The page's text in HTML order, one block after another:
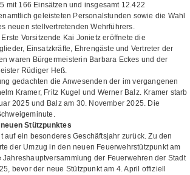
mit 166 Einsätzen und insgesamt 12.422
geleisteten Personalstunden sowie die Wahl
neuen stellvertretenden Wehrführers.
Erste Vorsitzende Kai Jonietz eröffnete die
Einsatzkräfte, Ehrengäste und Vertreter der
waren Bürgermeisterin Barbara Eckes und der
Rüdiger Heß.
gedachten die Anwesenden der im vergangenen
Kramer, Fritz Kugel und Werner Balz. Kramer starb
2025 und Balz am 30. November 2025. Die
Stützpunktes
auf ein besonderes Geschäftsjahr zurück. Zu den
der Umzug in den neuen Feuerwehrstützpunkt am
der Feuerwehren der Stadt
bevor der neue Stützpunkt am 4. April offiziell